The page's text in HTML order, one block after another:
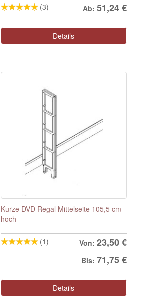
(3) Ab: 51,24€
Details
Kurze DVD Regal Mittelseite 105,5 cm
hoch
(1) Von: 23,50 €
Bis: 71,75 €
Details